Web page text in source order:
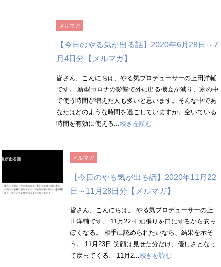
メルマガ
【今日のやる気が出る話】2020年6月28日～7
月4日分【メルマガ】
皆さん、こんにちは、やる気プロデューサーの上田洋輔
です。 新型コロナの影響で外に出る機会が減り、家の中
で使う時間が増えた人も多いと思います。そんな中であ
なたはどのような時間を過ごしていますか。空いている
時間を有効に使える...続きを読む
メルマガ
【今日のやる気が出る話】2020年11月22
日～11月28日分【メルマガ】
皆さん、こんにちは。 やる気プロデューサーの上
田洋輔です。 11月22日 頑張りを口にするから安っ
ぽくなる。 相手に認められたいなら、結果を示そ
う。 11月23日 笑顔は見せた分だけ、優しさとなっ
て戻ってくる。 11月2...続きを読む